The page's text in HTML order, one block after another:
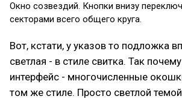
Окно созвездий. Кнопки внизу
секторами всего общего круга.
Вот, кстати, у указов то подложка
светлая - в стиле свитка. Так
интерфейс - многочисленные
том же стиле. Просто светлой